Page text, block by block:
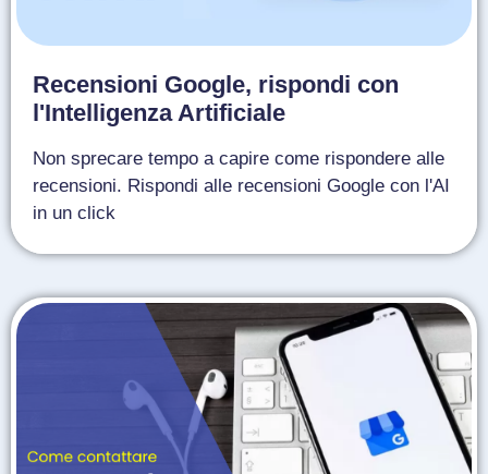
Recensioni Google, rispondi con
l'Intelligenza Artificiale
Non sprecare tempo a capire come rispondere alle
recensioni. Rispondi alle recensioni Google con l'AI
in un click